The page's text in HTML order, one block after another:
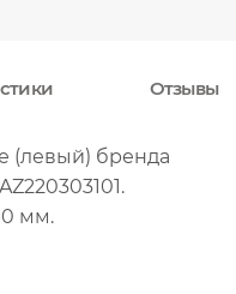
Отзывы
(левый) бренда
мм.